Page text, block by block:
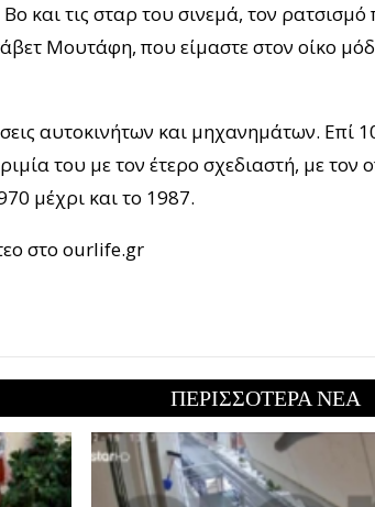
και τις σταρ του σινεμά, τον
Μουτάφη, που είμαστε στον οίκο
αυτοκινήτων και μηχανημάτων. Επί
του με τον έτερο σχεδιαστή, με τον
μέχρι και το 1987.
στο ourlife.gr
ΠΕΡΙΣΣΟΤΕΡΑ ΝΕΑ